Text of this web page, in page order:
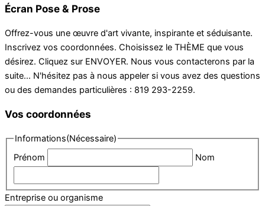
Écran Pose & Prose
Offrez-vous une œuvre d'art vivante, inspirante et séduisante.
Inscrivez vos coordonnées. Choisissez le THÈME que vous
désirez. Cliquez sur ENVOYER. Nous vous contacterons par la
suite... N'hésitez pas à nous appeler si vous avez des questions
ou des demandes particulières : 819 293-2259.
Vos coordonnées
Informations(Nécessaire)
Prénom
Nom
Entreprise ou organisme